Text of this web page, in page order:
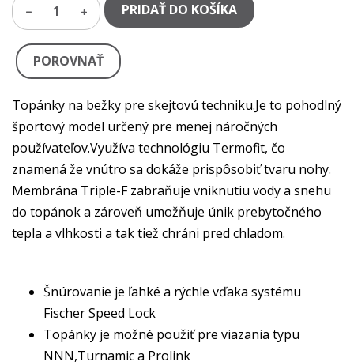
1 PRIDAŤ DO KOŠÍKA
POROVNAŤ
Topánky na bežky pre skejtovú techniku.Je to pohodlný
športový model určený pre menej náročných
používateľov.Využíva technológiu Termofit, čo
znamená že vnútro sa dokáže prispôsobiť tvaru nohy.
Membrána Triple-F zabraňuje vniknutiu vody a snehu
do topánok a zároveň umožňuje únik prebytočného
tepla a vlhkosti a tak tiež chráni pred chladom.
Šnúrovanie je ľahké a rýchle vďaka systému
Fischer Speed Lock
Topánky je možné použiť pre viazania typu
NNN,Turnamic a Prolink